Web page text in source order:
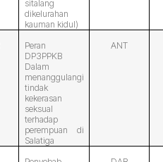
sitalang
dikelurahan
kauman kidul)
Peran
DP3PPKB
Dalam
menanggulangi
tindak
kekerasan
seksual
terhadap
perempuan di
Salatiga
ANT